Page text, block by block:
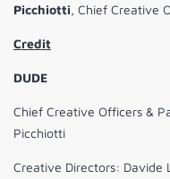
Picchiotti, Chief Creative
Credit
DUDE
Chief Creative Officers &
Picchiotti
Creative Directors: Davide